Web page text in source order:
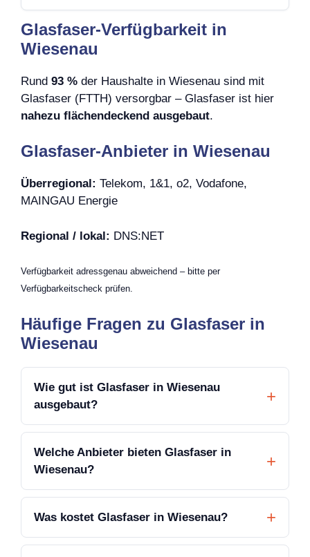
Glasfaser-Verfügbarkeit in
Wiesenau
Rund 93 % der Haushalte in Wiesenau sind mit
Glasfaser (FTTH) versorgbar – Glasfaser ist hier
nahezu flächendeckend ausgebaut.
Glasfaser-Anbieter in Wiesenau
Überregional: Telekom, 1&1, o2, Vodafone,
MAINGAU Energie
Regional / lokal: DNS:NET
Verfügbarkeit adressgenau abweichend – bitte per
Verfügbarkeitscheck prüfen.
Häufige Fragen zu Glasfaser in
Wiesenau
Wie gut ist Glasfaser in Wiesenau
ausgebaut?
Welche Anbieter bieten Glasfaser in
Wiesenau?
Was kostet Glasfaser in Wiesenau?